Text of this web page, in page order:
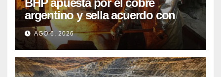
BHP apuesta por el cobre
argentino y sella acuerdo con
Kobrea para siete proyecto
AGO 6, 2026